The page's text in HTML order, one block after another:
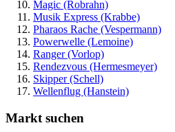
Magic (Robrahn)
Musik Express (Krabbe)
Pharaos Rache (Vespermann)
Powerwelle (Lemoine)
Ranger (Vorlop)
Rendezvous (Hermesmeyer)
Skipper (Schell)
Wellenflug (Hanstein)
Markt suchen